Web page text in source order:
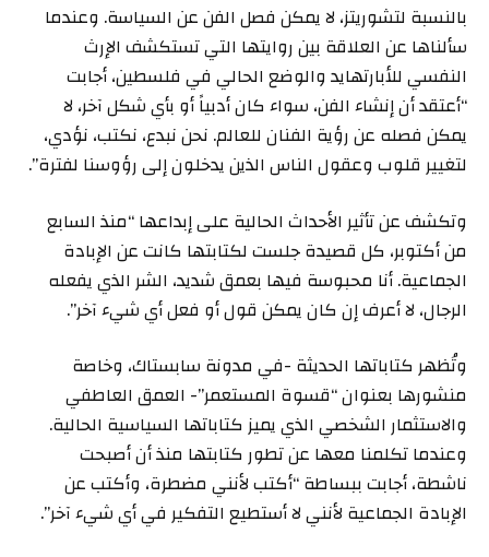
بالنسبة لتشوريتز، لا يمكن فصل الفن عن السياسة. وعندما
سألناها عن العلاقة بين روايتها التي تستكشف الإرث
النفسي للأبارتهايد والوضع الحالي في فلسطين، أجابت
“أعتقد أن إنشاء الفن، سواء كان أدبياً أو بأي شكل آخر، لا
يمكن فصله عن رؤية الفنان للعالم. نحن نبدع، نكتب، نؤدي،
لتغيير قلوب وعقول الناس الذين يدخلون إلى رؤوسنا لفترة”.
وتكشف عن تأثير الأحداث الحالية على إبداعها “منذ السابع
من أكتوبر، كل قصيدة جلست لكتابتها كانت عن الإبادة
الجماعية. أنا محبوسة فيها بعمق شديد، الشر الذي يفعله
الرجال، لا أعرف إن كان يمكن قول أو فعل أي شيء آخر”.
وتُظهر كتاباتها الحديثة -في مدونة سابستاك، وخاصة
منشورها بعنوان “قسوة المستعمر”- العمق العاطفي
والاستثمار الشخصي الذي يميز كتاباتها السياسية الحالية.
وعندما تكلمنا معها عن تطور كتابتها منذ أن أصبحت
ناشطة، أجابت ببساطة “أكتب لأنني مضطرة، وأكتب عن
الإبادة الجماعية لأنني لا أستطيع التفكير في أي شيء آخر”.